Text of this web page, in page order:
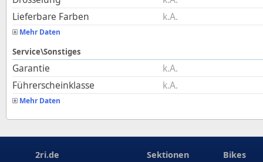
Lieferbare Farben
k.A.
Mehr Daten
Service\Sonstiges
Garantie
k.A.
Führerscheinklasse
k.A.
Mehr Daten
2ri.de Sektionen Bikes